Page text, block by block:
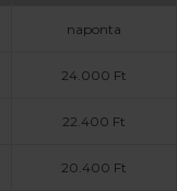
naponta
24.000 Ft
22.400 Ft
20.400 Ft